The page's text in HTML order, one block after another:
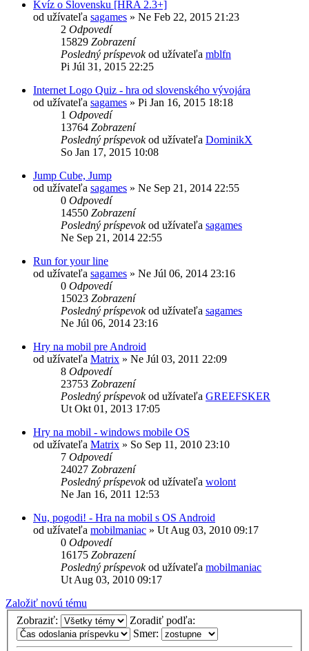
Kvíz o Slovensku [HRA 2.3+]
od užívateľa sagames » Ne Feb 22, 2015 21:23
2 Odpovedí
15829 Zobrazení
Posledný príspevokod užívateľa mblfn
Pi Júl 31, 2015 22:25
Internet Logo Quiz - hra od slovenského vývojára
od užívateľa sagames » Pi Jan 16, 2015 18:18
1 Odpovedí
13764 Zobrazení
Posledný príspevokod užívateľa DominikX
So Jan 17, 2015 10:08
Jump Cube, Jump
od užívateľa sagames » Ne Sep 21, 2014 22:55
0 Odpovedí
14550 Zobrazení
Posledný príspevokod užívateľa sagames
Ne Sep 21, 2014 22:55
Run for your line
od užívateľa sagames » Ne Júl 06, 2014 23:16
0 Odpovedí
15023 Zobrazení
Posledný príspevokod užívateľa sagames
Ne Júl 06, 2014 23:16
Hry na mobil pre Android
od užívateľa Matrix » Ne Júl 03, 2011 22:09
8 Odpovedí
23753 Zobrazení
Posledný príspevokod užívateľa GREEFSKER
Ut Okt 01, 2013 17:05
Hry na mobil - windows mobile OS
od užívateľa Matrix » So Sep 11, 2010 23:10
7 Odpovedí
24027 Zobrazení
Posledný príspevokod užívateľa wolont
Ne Jan 16, 2011 12:53
Nu, pogodi! - Hra na mobil s OS Android
od užívateľa mobilmaniac » Ut Aug 03, 2010 09:17
0 Odpovedí
16175 Zobrazení
Posledný príspevokod užívateľa mobilmaniac
Ut Aug 03, 2010 09:17
Založiť novú tému
Zobraziť:
Zoradiť podľa:
Smer: